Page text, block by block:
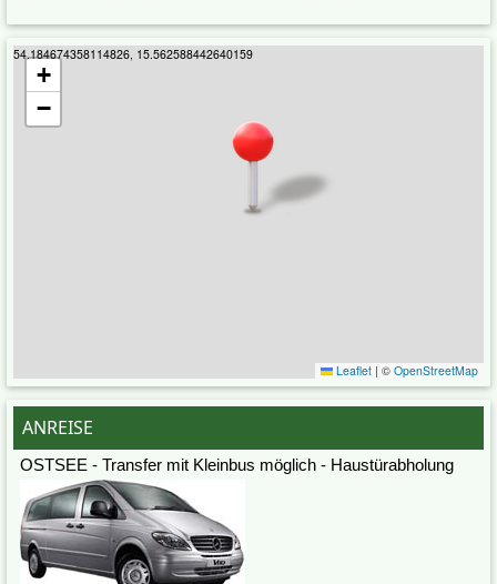
54.184674358114826, 15.562588442640159
+
−
Leaflet | © OpenStreetMap
ANREISE
OSTSEE - Transfer mit Kleinbus möglich - Haustürabholung